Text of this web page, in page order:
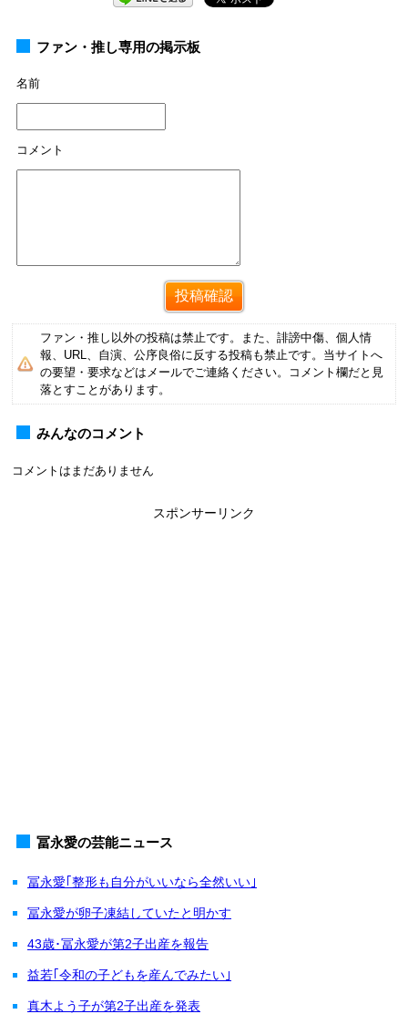
ファン・推し専用の掲示板
名前
コメント
ファン・推し以外の投稿は禁止です。また、誹謗中傷、個人情
報、URL、自演、公序良俗に反する投稿も禁止です。当サイトへ
の要望・要求などはメールでご連絡ください。コメント欄だと見
落とすことがあります。
みんなのコメント
コメントはまだありません
スポンサーリンク
冨永愛の芸能ニュース
冨永愛｢整形も自分がいいなら全然いい｣
冨永愛が卵子凍結していたと明かす
43歳･冨永愛が第2子出産を報告
益若｢令和の子どもを産んでみたい｣
真木よう子が第2子出産を発表